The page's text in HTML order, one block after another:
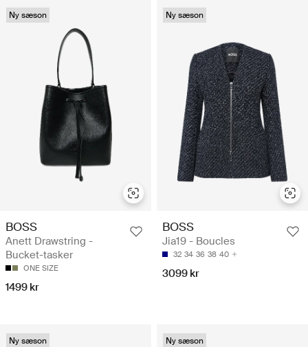
Ny sæson
BOSS
Anett Drawstring -
Bucket-tasker
ONE SIZE
1499 kr
Ny sæson
BOSS
Jia19 - Boucles
32 34 36 38 40
3099 kr
Ny sæson Ny sæson